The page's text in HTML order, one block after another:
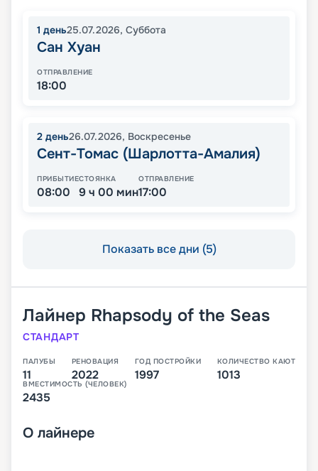
1 день25.07.2026, Суббота
Сан Хуан
ОТПРАВЛЕНИЕ
18:00
2 день26.07.2026, Воскресенье
Сент-Томас (Шарлотта-Амалия)
ПРИБЫТИЕ
08:00
СТОЯНКА
9 ч 00 мин
ОТПРАВЛЕНИЕ
17:00
Показать все дни (5)
Лайнер Rhapsody of the Seas
СТАНДАРТ
ПАЛУБЫ
11
РЕНОВАЦИЯ
2022
ГОД ПОСТРОЙКИ
1997
КОЛИЧЕСТВО КАЮТ
1013
ВМЕСТИМОСТЬ (ЧЕЛОВЕК)
2435
О лайнере